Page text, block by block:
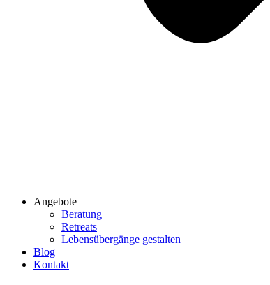
Angebote
Beratung
Retreats
Lebensübergänge gestalten
Blog
Kontakt